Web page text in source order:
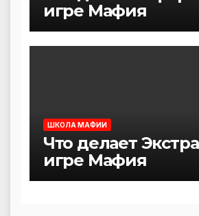
игре Мафия
ШКОЛА МАФИИ
Что делает
игре Мафия